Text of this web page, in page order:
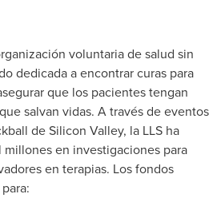
voluntaria de salud sin
dedicada a encontrar curas para
que los pacientes tengan
salvan vidas. A través de eventos
de Silicon Valley, la LLS ha
millones en investigaciones para
en terapias. Los fondos